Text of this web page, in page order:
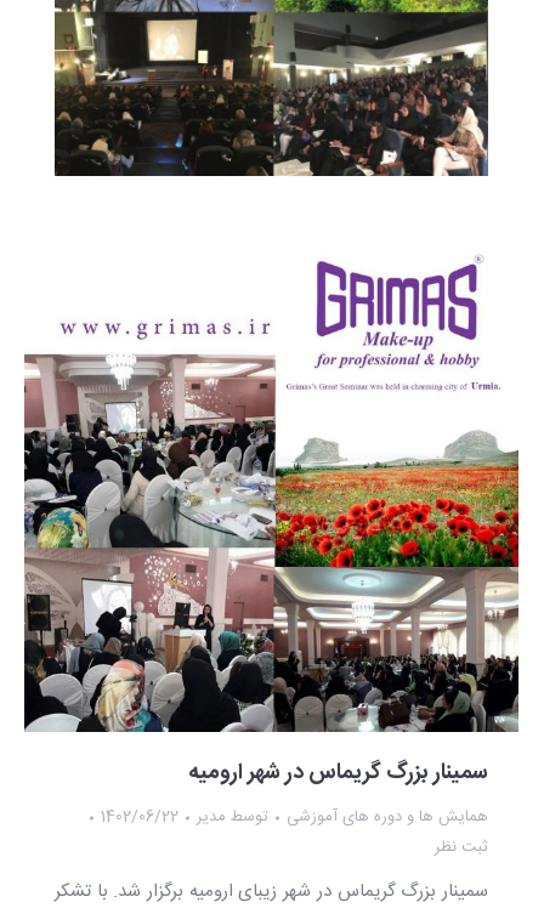
سمینار بزرگ گریماس در شهر ارومیه
همایش ها و دوره های آموزشی توسط مدیر
1402/06/22
ثبت نظر
سمینار بزرگ گریماس در شهر زیبای اروميه برگزار شد. با تشکر